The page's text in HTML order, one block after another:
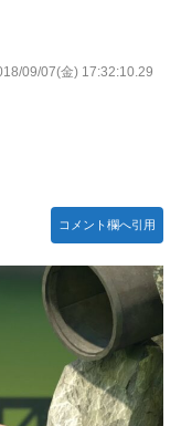
09/07(金) 17:32:10.29
コメント欄へ引用